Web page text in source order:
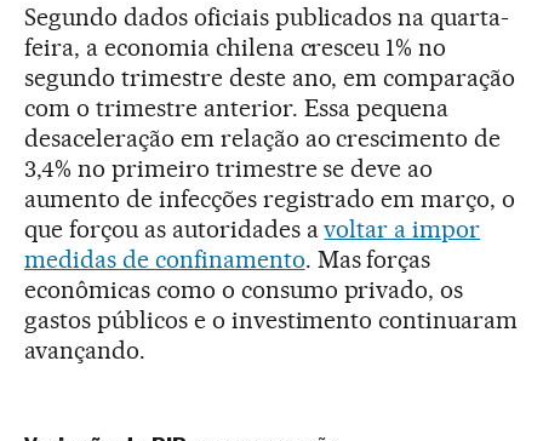
Segundo dados oficiais publicados na quarta-
feira, a economia chilena cresceu 1% no
segundo trimestre deste ano, em comparação
com o trimestre anterior. Essa pequena
desaceleração em relação ao crescimento de
3,4% no primeiro trimestre se deve ao
aumento de infecções registrado em março, o
que forçou as autoridades avoltar a impor
medidas de confinamento. Mas forças
econômicas como o consumo privado, os
gastos públicos e o investimento continuaram
avançando.